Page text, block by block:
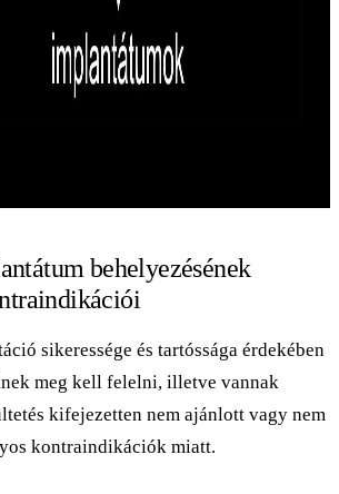
behelyezésének
sikeressége és tartóssága érdekében
meg kell felelni, illetve vannak
kifejezetten nem ajánlott vagy nem
kontraindikációk miatt.